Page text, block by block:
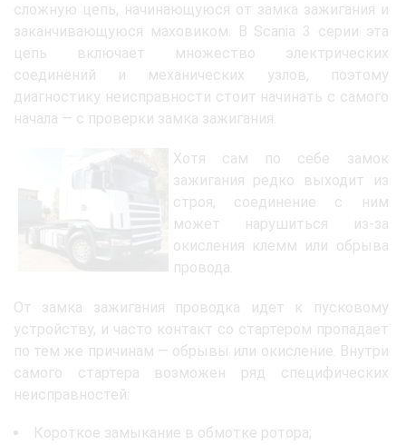
сложную цепь, начинающуюся от замка зажигания и
заканчивающуюся маховиком. В Scania 3 серии эта
цепь включает множество электрических
соединений и механических узлов, поэтому
диагностику неисправности стоит начинать с самого
начала — с проверки замка зажигания.
Хотя сам по себе замок
зажигания редко выходит из
строя, соединение с ним
может нарушиться из-за
окисления клемм или обрыва
провода.
От замка зажигания проводка идет к пусковому
устройству, и часто контакт со стартером пропадает
по тем же причинам — обрывы или окисление. Внутри
самого стартера возможен ряд специфических
неисправностей:
Короткое замыкание в обмотке ротора;